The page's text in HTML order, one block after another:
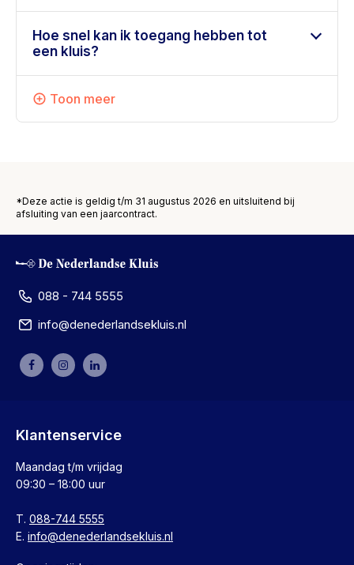
Hoe snel kan ik toegang hebben tot
een kluis?
Toon meer
*Deze actie is geldig t/m 31 augustus 2026 en uitsluitend bij
afsluiting van een jaarcontract.
088 - 744 5555
info@denederlandsekluis.nl
Klantenservice
Maandag t/m vrijdag
09:30 – 18:00 uur
T. 088-744 5555
E. info@denederlandsekluis.nl